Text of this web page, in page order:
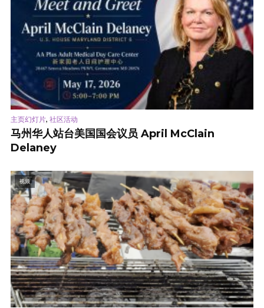
主页幻灯片, 社区活动
马州华人站台美国国会议员 April McClain
Delaney
视频